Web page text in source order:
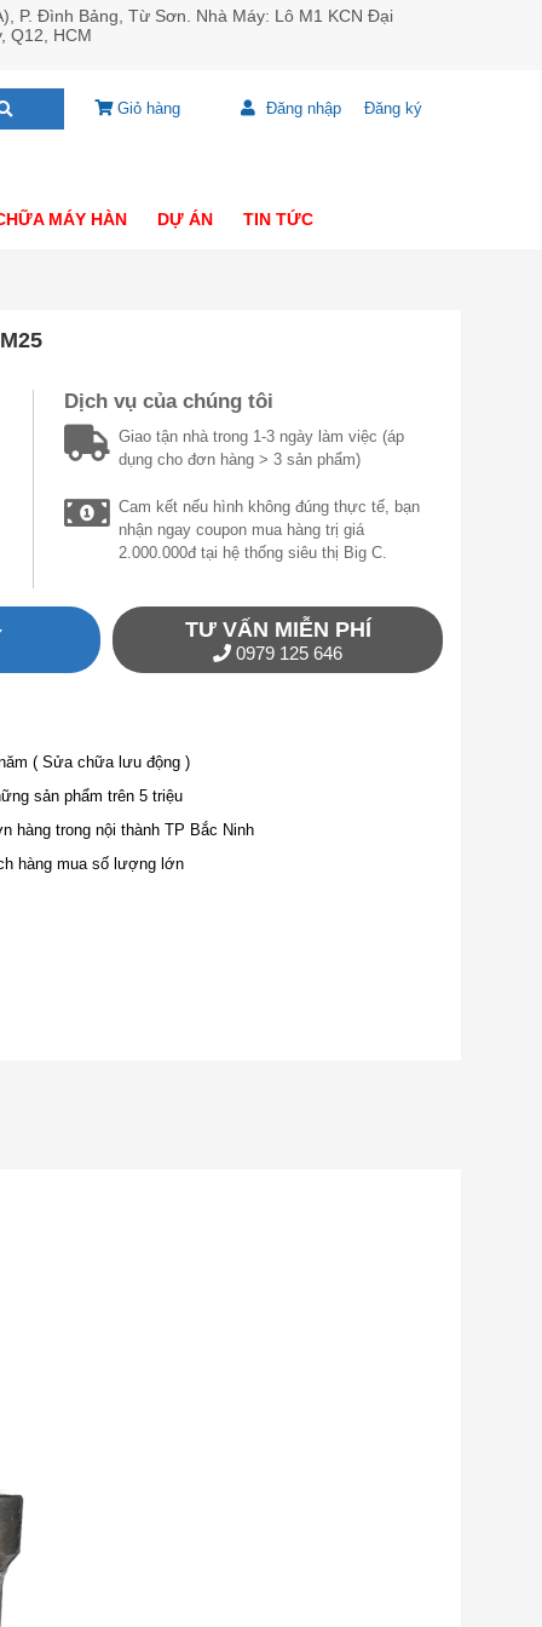
P. Đình Bảng, Từ Sơn. Nhà Máy: Lô M1 KCN Đại
Q12, HCM
Giỏ hàng Đăng nhập Đăng ký
MÁY HÀN DỰ ÁN TIN TỨC
Dịch vụ của chúng tôi
Giao tận nhà trong 1-3 ngày làm việc (áp
dụng cho đơn hàng > 3 sản phẩm)
Cam kết nếu hình không đúng thực tế, bạn
nhận ngay coupon mua hàng trị giá
2.000.000đ tại hệ thống siêu thị Big C.
TƯ VẤN MIỄN PHÍ
0979 125 646
( Sửa chữa lưu động )
sản phẩm trên 5 triệu
hàng trong nội thành TP Bắc Ninh
hàng mua số lượng lớn